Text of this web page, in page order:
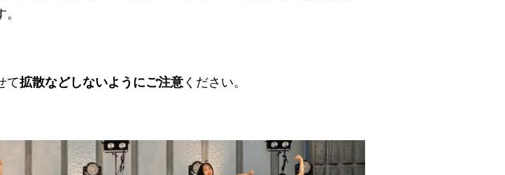
て拡散などしないようにご注意 ください。